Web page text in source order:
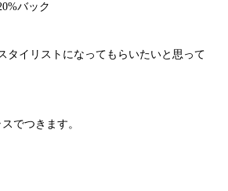
バック
タイリストになってもらいたいと思って
でつきます。